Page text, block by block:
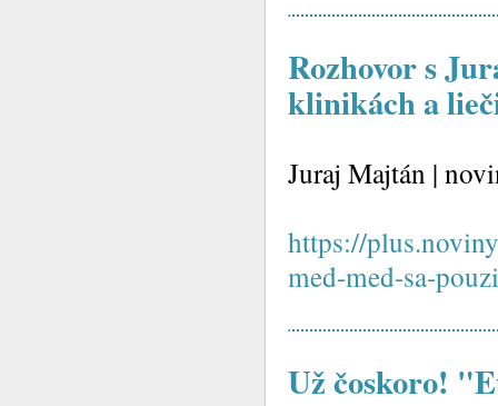
Rozhovor s
klinikách a
Juraj Majtán |
https://
med-med-sa-
Už čoskoro!